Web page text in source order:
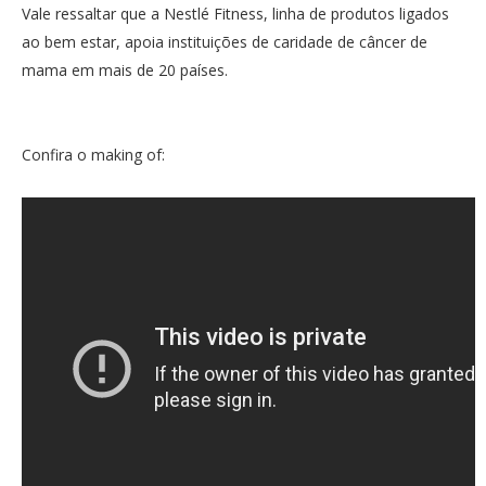
Vale ressaltar que a Nestlé Fitness, linha de produtos ligados
ao bem estar, apoia instituições de caridade de câncer de
mama em mais de 20 países.
Confira o making of: